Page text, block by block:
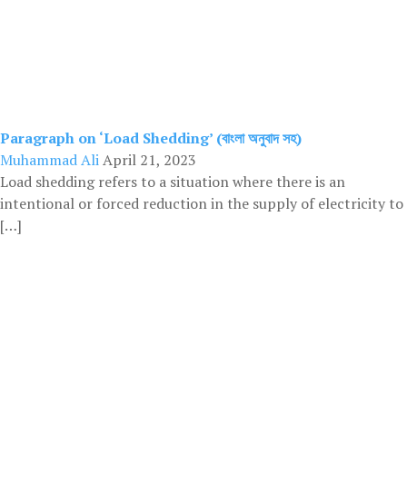
Paragraph on ‘Load Shedding’ (বাংলা অনুবাদ সহ)
Muhammad AliApril 21, 2023
Load shedding refers to a situation where there is an
intentional or forced reduction in the supply of electricity to
[…]